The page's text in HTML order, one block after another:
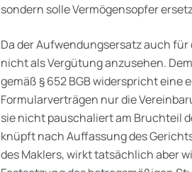
sondern solle Vermögensopfer
Da der Aufwendungsersatz auch
nicht als Vergütung anzusehen.
gemäß § 652 BGB widerspricht eine
Formularverträgen nur die
sie nicht pauschaliert am Bruchteil
knüpft nach Auffassung des
des Maklers, wirkt tatsächlich aber